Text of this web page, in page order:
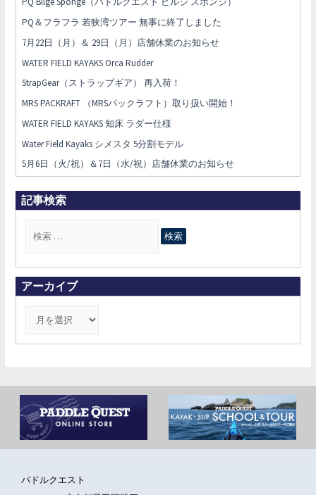
PQ＆フラフラ 若狭湾ツアー 無事に終了しました
7月22日（月）＆ 29日（月）店舗休業のお知らせ
WATER FIELD KAYAKS Orca Rudder
StrapGear（ストラップギア） 再入荷！
MRS PACKRAFT （MRSパックラフト）取り扱い開始！
WATER FIELD KAYAKS 知床 ラダー仕様
Water Field Kayaks シメスタ 5分割モデル
5月6日（火/祝）＆7日（水/祝）店舗休業のお知らせ
記事検索
対
象
アーカイブ
パドルクエスト